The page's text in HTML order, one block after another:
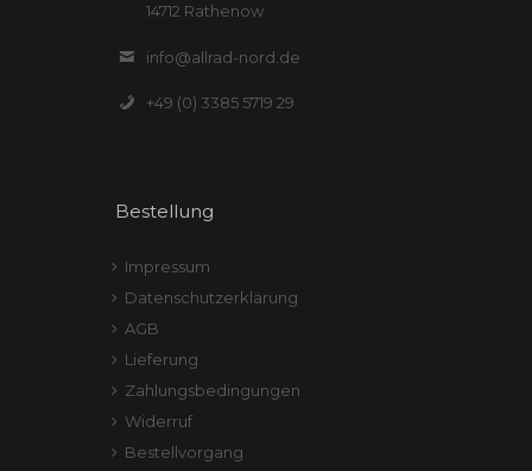
14712 Rathenow
info@allrad-nord.de
+49 (0) 3385 5719 29
Bestellung
Impressum
Datenschutzerklärung
AGB
Lieferung
Zahlungsbedingungen
Widerruf
Bestellvorgang